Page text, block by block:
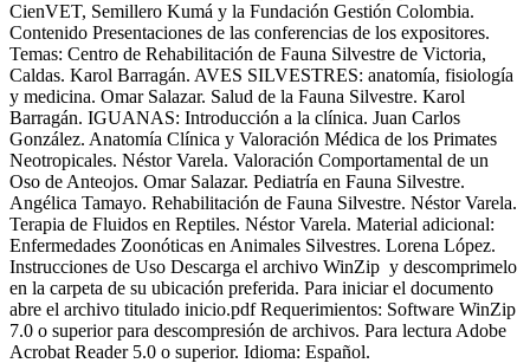
CienVET, Semillero Kumá y la Fundación Gestión Colombia.
Contenido Presentaciones de las conferencias de los expositores.
Temas: Centro de Rehabilitación de Fauna Silvestre de Victoria,
Caldas. Karol Barragán. AVES SILVESTRES: anatomía, fisiología
y medicina. Omar Salazar. Salud de la Fauna Silvestre. Karol
Barragán. IGUANAS: Introducción a la clínica. Juan Carlos
González. Anatomía Clínica y Valoración Médica de los Primates
Neotropicales. Néstor Varela. Valoración Comportamental de un
Oso de Anteojos. Omar Salazar. Pediatría en Fauna Silvestre.
Angélica Tamayo. Rehabilitación de Fauna Silvestre. Néstor Varela.
Terapia de Fluidos en Reptiles. Néstor Varela. Material adicional:
Enfermedades Zoonóticas en Animales Silvestres. Lorena López.
Instrucciones de Uso Descarga el archivo WinZip y descomprimelo
en la carpeta de su ubicación preferida. Para iniciar el documento
abre el archivo titulado inicio.pdf Requerimientos: Software WinZip
7.0 o superior para descompresión de archivos. Para lectura Adobe
Acrobat Reader 5.0 o superior. Idioma: Español.